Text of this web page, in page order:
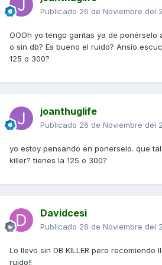
Publicado 26 de Noviembre del
OOOh yo tengo gantas ya de ponérselo
o sin db? Es bueno el ruido? Ansío
125 o 300?
joanthuglife
Publicado 26 de Noviembre del
yo estoy pensando en ponerselo. que
killer? tienes la 125 o 300?
Davidcesi
Publicado 26 de Noviembre del
Lo llevo sin DB KILLER pero recomiendo
ruido!!